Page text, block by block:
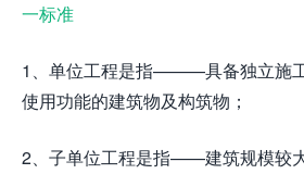
一标准
1、单位工程是指———具备独立施
使用功能的建筑物及构筑物；
2、子单位工程是指——建筑规模较